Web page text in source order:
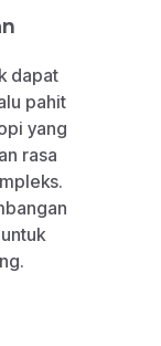
dapat
pahit
yang
rasa